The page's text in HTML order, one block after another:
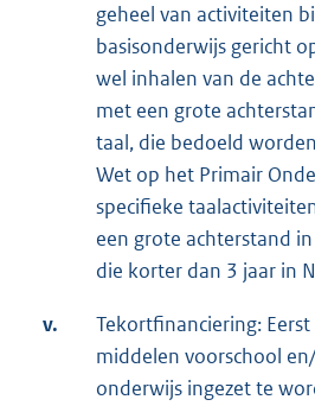
geheel van activiteiten
basisonderwijs gericht
wel inhalen van de
met een grote
taal, die bedoeld
Wet op het Primair
specifieke
een grote achterstand
die korter dan 3 jaar in
v.
Tekortfinanciering:
middelen voorschool
onderwijs ingezet te